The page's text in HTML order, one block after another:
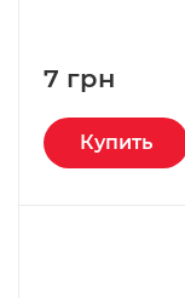
7 грн
Купить